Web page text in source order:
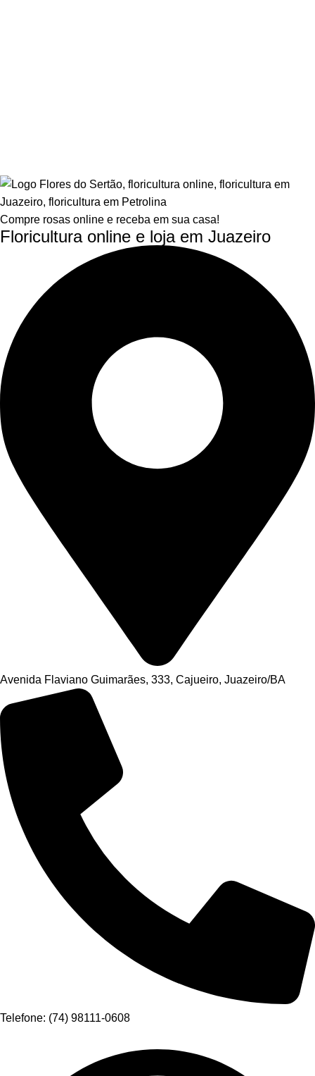
Compre rosas online e receba em sua casa!
Floricultura online e loja em Juazeiro
Avenida Flaviano Guimarães, 333, Cajueiro, Juazeiro/BA
Telefone: (74) 98111-0608